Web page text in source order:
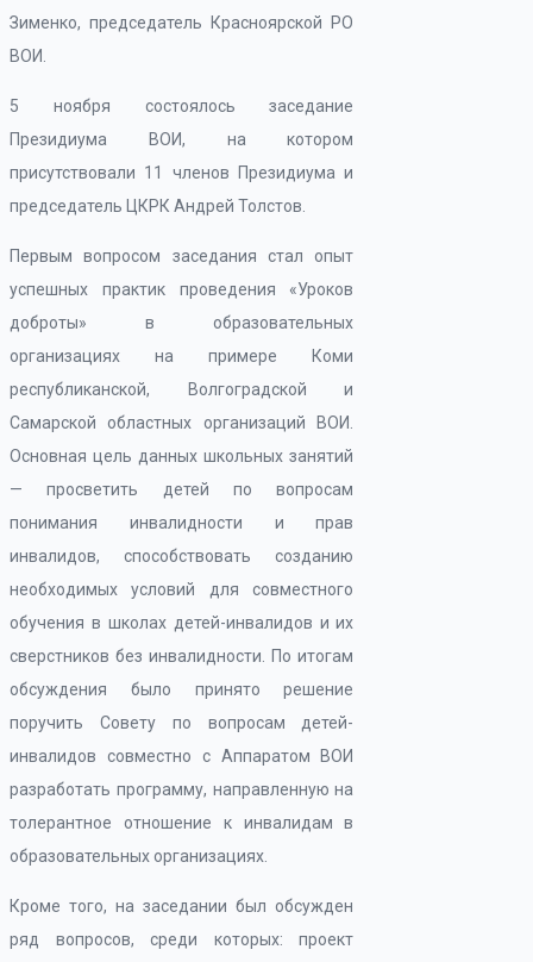
Зименко, председатель Красноярской РО
ВОИ.
5 ноября состоялось заседание
Президиума ВОИ, на котором
присутствовали 11 членов Президиума и
председатель ЦКРК Андрей Толстов.
Первым вопросом заседания стал опыт
успешных практик проведения «Уроков
доброты» в образовательных
организациях на примере Коми
республиканской, Волгоградской и
Самарской областных организаций ВОИ.
Основная цель данных школьных занятий
— просветить детей по вопросам
понимания инвалидности и прав
инвалидов, способствовать созданию
необходимых условий для совместного
обучения в школах детей-инвалидов и их
сверстников без инвалидности. По итогам
обсуждения было принято решение
поручить Совету по вопросам детей-
инвалидов совместно с Аппаратом ВОИ
разработать программу, направленную на
толерантное отношение к инвалидам в
образовательных организациях.
Кроме того, на заседании был обсужден
ряд вопросов, среди которых: проект